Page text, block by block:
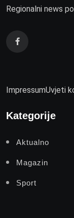
Regionalni news
ImpressumUvjeti
Kategorije
Aktualno
Magazin
Sport